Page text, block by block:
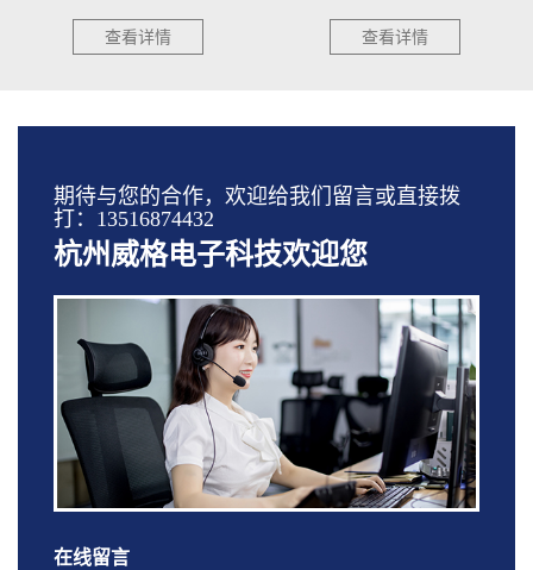
查看详情 查看详情
期待与您的合作，欢迎给我们留言或直接拨
打：13516874432
杭州威格电子科技欢迎您
在线留言